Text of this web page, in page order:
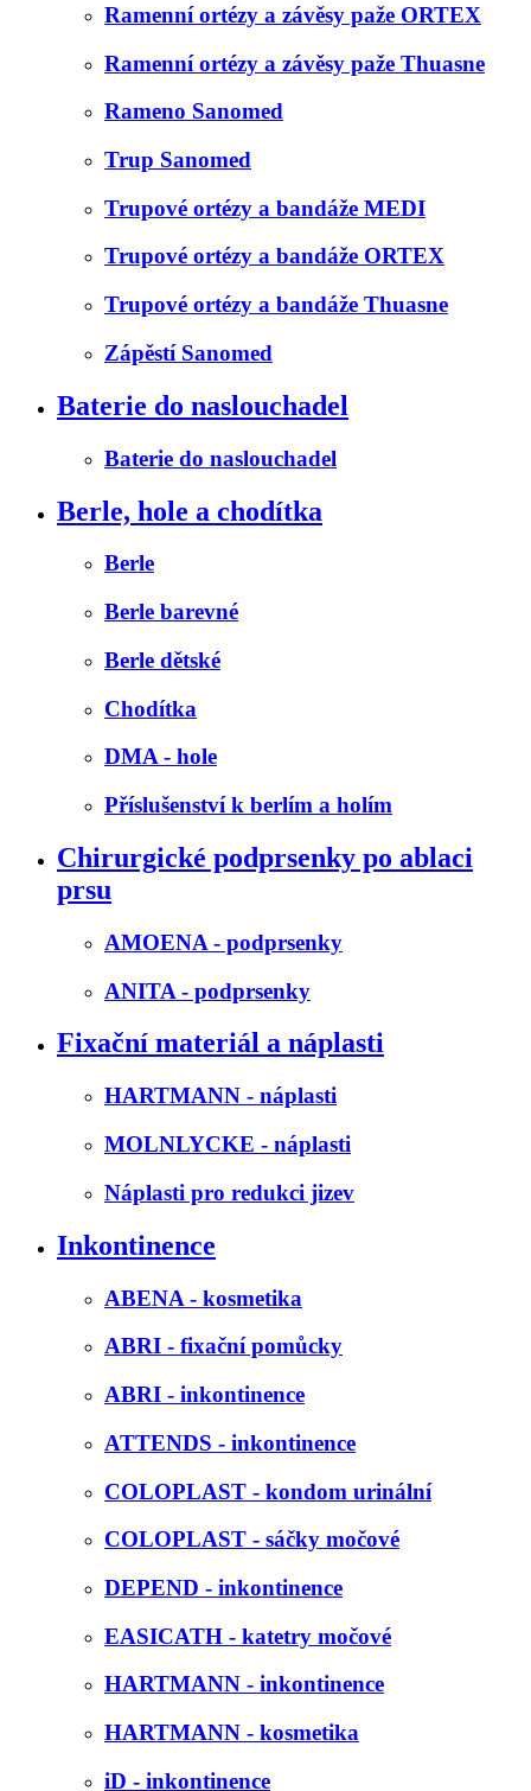
Ramenní ortézy a závěsy paže ORTEX
Ramenní ortézy a závěsy paže Thuasne
Rameno Sanomed
Trup Sanomed
Trupové ortézy a bandáže MEDI
Trupové ortézy a bandáže ORTEX
Trupové ortézy a bandáže Thuasne
Zápěstí Sanomed
Baterie do naslouchadel
Baterie do naslouchadel
Berle, hole a chodítka
Berle
Berle barevné
Berle dětské
Chodítka
DMA - hole
Příslušenství k berlím a holím
Chirurgické podprsenky po ablaci
prsu
AMOENA - podprsenky
ANITA - podprsenky
Fixační materiál a náplasti
HARTMANN - náplasti
MOLNLYCKE - náplasti
Náplasti pro redukci jizev
Inkontinence
ABENA - kosmetika
ABRI - fixační pomůcky
ABRI - inkontinence
ATTENDS - inkontinence
COLOPLAST - kondom urinální
COLOPLAST - sáčky močové
DEPEND - inkontinence
EASICATH - katetry močové
HARTMANN - inkontinence
HARTMANN - kosmetika
iD - inkontinence